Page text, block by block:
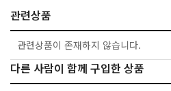
관련상품
관련상품이 존재하지 않습니다.
다른 사람이 함께 구입한 상품